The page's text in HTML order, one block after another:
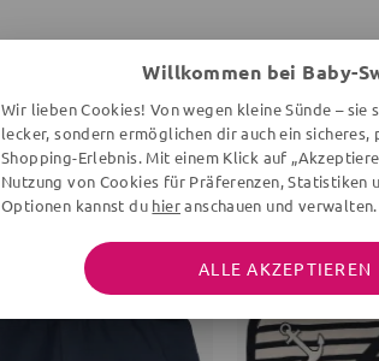
WEITERE ARTIKEL
Willkommen bei Baby-
Wir lieben Cookies! Von wegen kleine Sünde – sie
lecker, sondern ermöglichen dir auch ein
Shopping-Erlebnis. Mit einem Klick auf
Nutzung von Cookies für Präferenzen, Statistiken
Optionen kannst du hieranschauen und verwalten.
ALLE AKZEPTIEREN